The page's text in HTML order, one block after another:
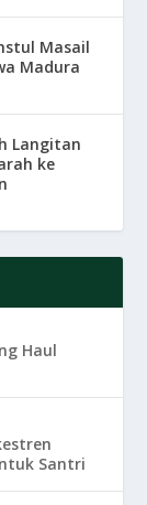
Masail
Madura
Langitan
ke
Haul
Santri